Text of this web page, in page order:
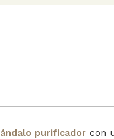
purificador con